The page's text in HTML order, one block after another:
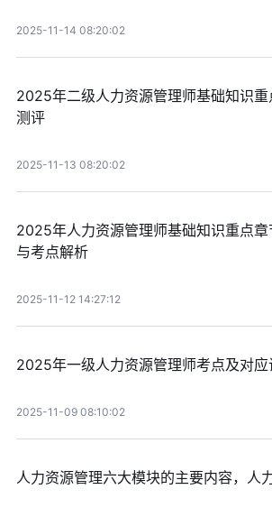
2025-11-14 08:20:02
2025年二级人力资源管理师基础知识
测评
2025-11-13 08:20:02
2025年人力资源管理师基础知识重点
与考点解析
2025-11-12 14:27:12
2025年一级人力资源管理师考点及对应
2025-11-09 08:10:02
人力资源管理六大模块的主要内容，人